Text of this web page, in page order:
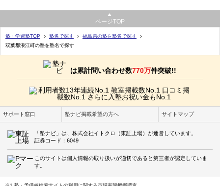
ページTOP
塾・学習塾TOP 塾名で探す
福島県の塾を塾名で探す
双葉郡浪江町の塾を塾名で探す
は累計問い合わせ数770万件突破!!
サポート窓口 塾ナビ掲載希望の方へ サイトマップ
「塾ナビ」は、株式会社イトクロ（東証上場）が運営しています。
証券コード：6049
このサイトは個人情報の取り扱いが適切であると第三者が認定していま
す。